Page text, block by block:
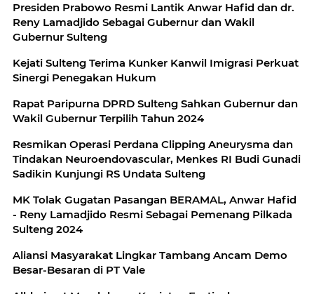
Presiden Prabowo Resmi Lantik Anwar Hafid dan dr.
Reny Lamadjido Sebagai Gubernur dan Wakil
Gubernur Sulteng
Kejati Sulteng Terima Kunker Kanwil Imigrasi Perkuat
Sinergi Penegakan Hukum
Rapat Paripurna DPRD Sulteng Sahkan Gubernur dan
Wakil Gubernur Terpilih Tahun 2024
Resmikan Operasi Perdana Clipping Aneurysma dan
Tindakan Neuroendovascular, Menkes RI Budi Gunadi
Sadikin Kunjungi RS Undata Sulteng
MK Tolak Gugatan Pasangan BERAMAL, Anwar Hafid
- Reny Lamadjido Resmi Sebagai Pemenang Pilkada
Sulteng 2024
Aliansi Masyarakat Lingkar Tambang Ancam Demo
Besar-Besaran di PT Vale